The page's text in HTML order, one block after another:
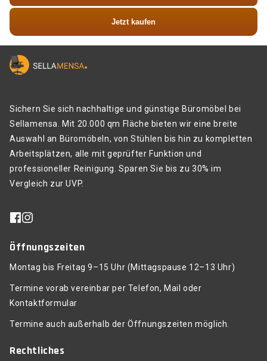
Jetzt kaufen
Sichern Sie sich nachhaltige und günstige Büromöbel bei
Sellamensa. Mit 20.000 qm Fläche bieten wir eine breite
Auswahl an Büromöbeln, von Stühlen bis hin zu kompletten
Arbeitsplätzen, alle mit geprüfter Funktion und
professioneller Reinigung. Sparen Sie bis zu 30% im
Vergleich zur UVP.
Öffnungszeiten
Montag bis Freitag 9–15 Uhr (Mittagspause 12–13 Uhr)
Termine vorab vereinbar per Telefon, Mail oder
Kontaktformular
Termine auch außerhalb der Öffnungszeiten möglich.
Rechtliches